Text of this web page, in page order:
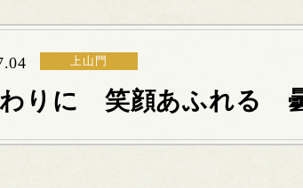
上山門
りに 笑顔あふれる